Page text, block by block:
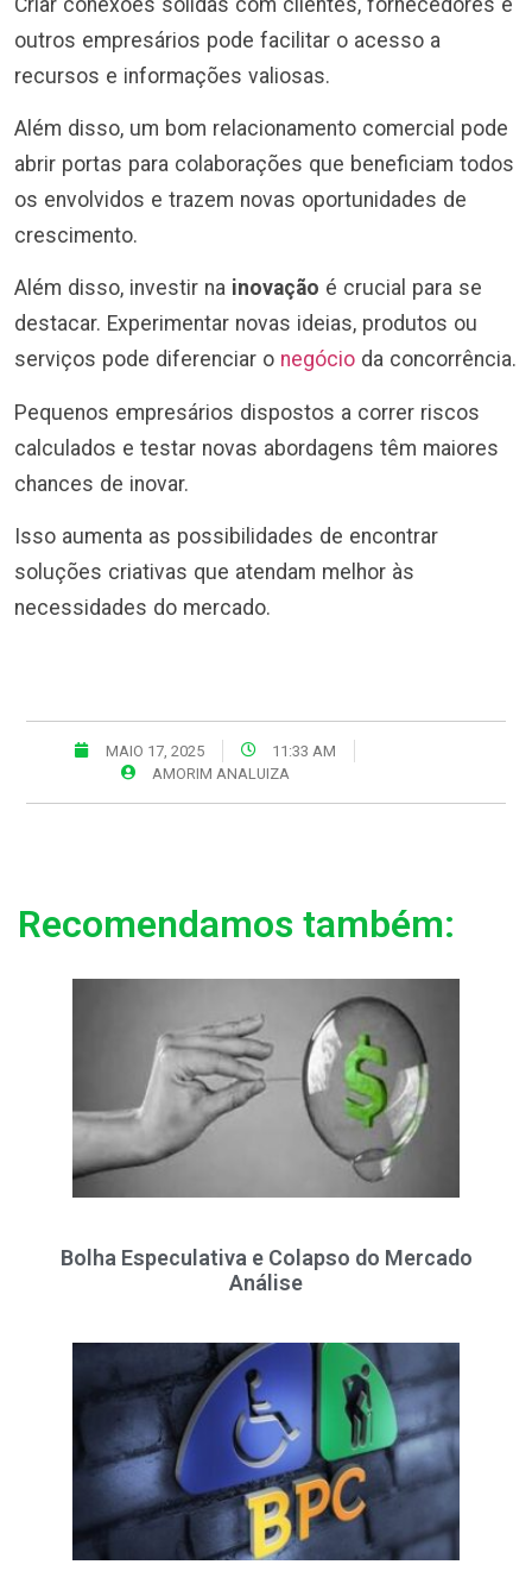
outros empresários pode facilitar o acesso a
recursos e informações valiosas.
Além disso, um bom relacionamento comercial pode
abrir portas para colaborações que beneficiam todos
os envolvidos e trazem novas oportunidades de
crescimento.
Além disso, investir na inovação é crucial para se
destacar. Experimentar novas ideias, produtos ou
serviços pode diferenciar o negócio da concorrência.
Pequenos empresários dispostos a correr riscos
calculados e testar novas abordagens têm maiores
chances de inovar.
Isso aumenta as possibilidades de encontrar
soluções criativas que atendam melhor às
necessidades do mercado.
MAIO 17, 2025
11:33 AM
AMORIM ANALUIZA
Recomendamos também:
Bolha Especulativa e Colapso do Mercado
Análise